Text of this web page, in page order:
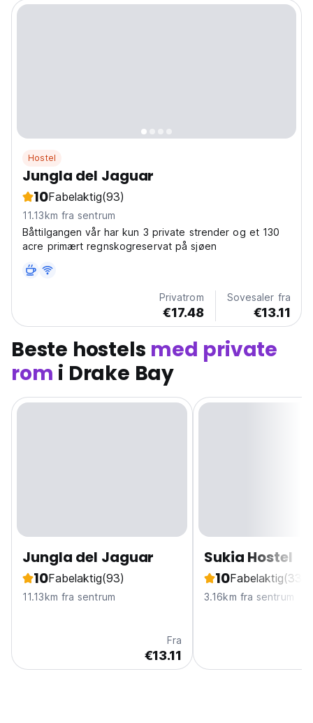
Hostel
Jungla del Jaguar
10Fabelaktig(93)
11.13km fra sentrum
Båttilgangen vår har kun 3 private strender og et 130
acre primært regnskogreservat på sjøen
Privatrom
€17.48
Sovesaler fra
€13.11
Beste hostels med private
rom i Drake Bay
Jungla del Jaguar
10Fabelaktig(93)
11.13km fra sentrum
Fra
€13.11
Sukia Hostel
10Fabelaktig(33)
3.16km fra sentrum